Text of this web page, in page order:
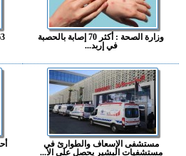
وزارة الصحة : أكثر 70 إصابة بالحصبة
في إربد...
مستشفى الإسعاف والطوارئ في
مستشفيات البشير يحصل على الا...